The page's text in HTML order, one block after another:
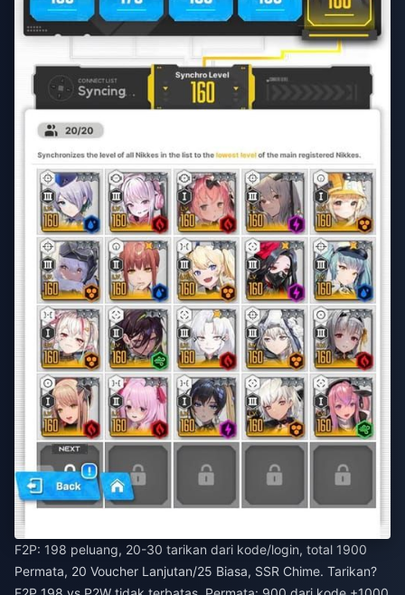
F2P: 198 peluang, 20-30 tarikan dari kode/login, total 1900
Permata, 20 Voucher Lanjutan/25 Biasa, SSR Chime. Tarikan?